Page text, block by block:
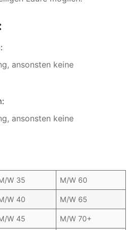
ansonsten keine
ansonsten keine
W 35 M/W 60
W 40 M/W 65
W 45 M/W 70+